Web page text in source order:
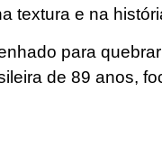
textura e na
para
de 89 anos,